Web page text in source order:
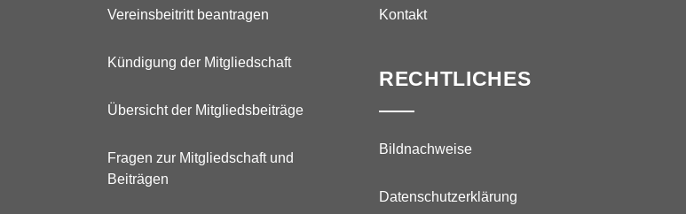
Vereinsbeitritt beantragen
Kündigung der Mitgliedschaft
Übersicht der Mitgliedsbeiträge
Fragen zur Mitgliedschaft und
Beiträgen
Kontakt
RECHTLICHES
Bildnachweise
Datenschutzerklärung